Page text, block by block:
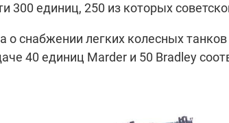
300 единиц, 250 из которых
о снабжении легких колесных
40 единиц Marder и 50 Bradley